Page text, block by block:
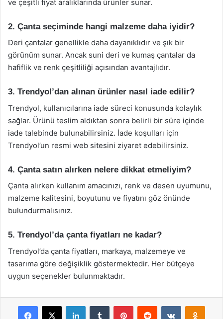
ve çeşitli fiyat aralıklarında ürünler sunar.
2. Çanta seçiminde hangi malzeme daha iyidir?
Deri çantalar genellikle daha dayanıklıdır ve şık bir
görünüm sunar. Ancak suni deri ve kumaş çantalar da
hafiflik ve renk çeşitliliği açısından avantajlıdır.
3. Trendyol’dan alınan ürünler nasıl iade edilir?
Trendyol, kullanıcılarına iade süreci konusunda kolaylık
sağlar. Ürünü teslim aldıktan sonra belirli bir süre içinde
iade talebinde bulunabilirsiniz. İade koşulları için
Trendyol’un resmi web sitesini ziyaret edebilirsiniz.
4. Çanta satın alırken nelere dikkat etmeliyim?
Çanta alırken kullanım amacınızı, renk ve desen uyumunu,
malzeme kalitesini, boyutunu ve fiyatını göz önünde
bulundurmalısınız.
5. Trendyol’da çanta fiyatları ne kadar?
Trendyol’da çanta fiyatları, markaya, malzemeye ve
tasarıma göre değişiklik göstermektedir. Her bütçeye
uygun seçenekler bulunmaktadır.
Facebook
X LinkedInTumblr PinterestReddit VKontakte